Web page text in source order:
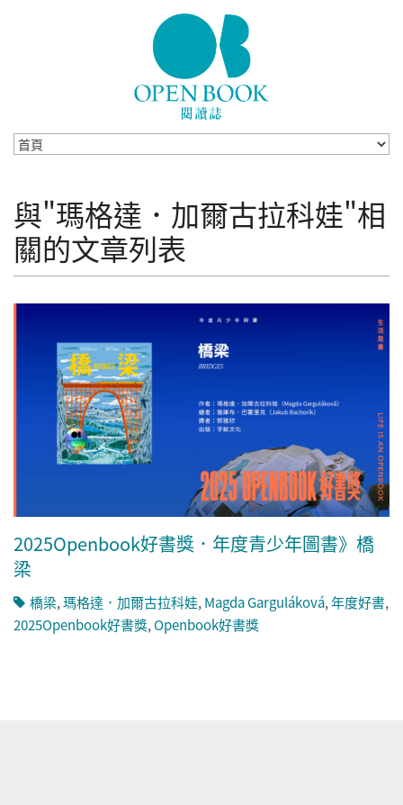
與"瑪格達．加爾古拉科娃"相
關的文章列表
2025Openbook好書獎．年度青少年圖書》橋
梁
橋梁,瑪格達．加爾古拉科娃,Magda Garguláková,年度好書,
2025Openbook好書獎,Openbook好書獎